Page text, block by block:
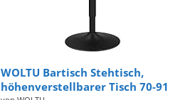
WOLTU Bartisch Stehtisch,
höhenverstellbarer Tisch 70-91